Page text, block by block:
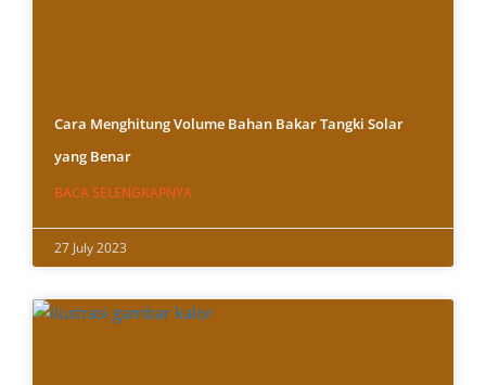
Cara Menghitung Volume Bahan Bakar Tangki Solar
yang Benar
BACA SELENGKAPNYA
27 July 2023